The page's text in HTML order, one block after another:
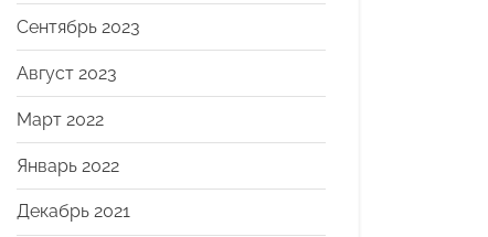
Сентябрь 2023
Август 2023
Март 2022
Январь 2022
Декабрь 2021